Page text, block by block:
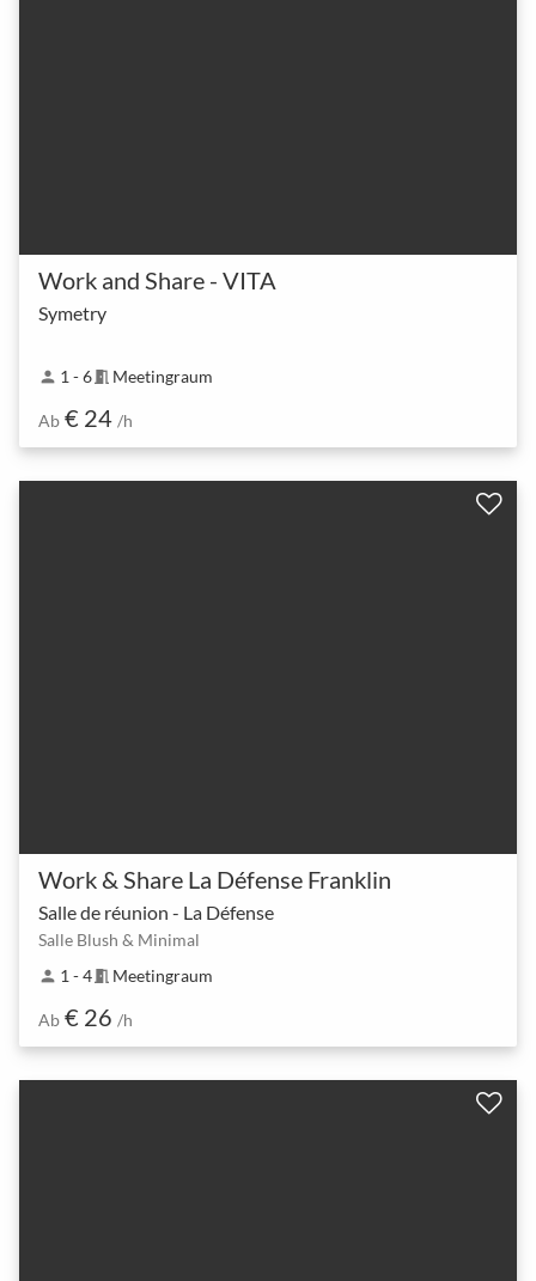
Work and Share - VITA
Symetry
person 1 - 6meeting_room Meetingraum
Ab € 24 /h
Work & Share La Défense Franklin
Salle de réunion - La Défense
Salle Blush & Minimal
person 1 - 4meeting_room Meetingraum
Ab € 26 /h